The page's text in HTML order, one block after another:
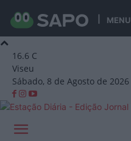
MENU
16.6 C
Viseu
Sábado, 8 de Agosto de 2026